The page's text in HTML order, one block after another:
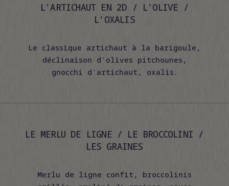
L'ARTICHAUT EN 2D / L'OLIVE /
L'OXALIS
Le classique artichaut à la barigoule,
déclinaison d'olives pitchounes,
gnocchi d'artichaut, oxalis.
LE MERLU DE LIGNE / LE BROCCOLINI /
LES GRAINES
Merlu de ligne confit, broccolinis